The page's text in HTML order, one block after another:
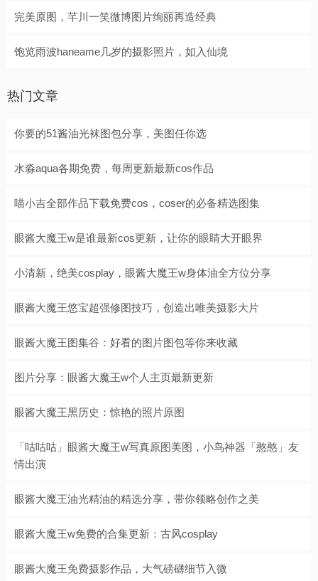
完美原图，芊川一笑微博图片绚丽再造经典
饱览雨波haneame几岁的摄影照片，如入仙境
热门文章
你要的51酱油光袜图包分享，美图任你选
水淼aqua各期免费，每周更新最新cos作品
喵小吉全部作品下载免费cos，coser的必备精选图集
眼酱大魔王w是谁最新cos更新，让你的眼睛大开眼界
小清新，绝美cosplay，眼酱大魔王w身体油全方位分享
眼酱大魔王悠宝超强修图技巧，创造出唯美摄影大片
眼酱大魔王图集谷：好看的图片图包等你来收藏
图片分享：眼酱大魔王w个人主页最新更新
眼酱大魔王黑历史：惊艳的照片原图
「咕咕咕」眼酱大魔王w写真原图美图，小鸟神器「憨憨」友
情出演
眼酱大魔王油光精油的精选分享，带你领略创作之美
眼酱大魔王w免费的合集更新：古风cosplay
眼酱大魔王免费摄影作品，大气磅礴细节入微